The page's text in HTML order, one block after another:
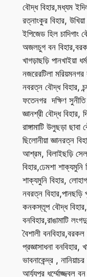
বৌদ্ধ বিহার,মধ্যম
রত্নাংকুর বিহার,
ইপিজেড হিল চাদিগাং
অজলচুগ বন
খাগড়াছড়ি পানখাইয়া
নজরেরটিলা মরিয়মনগর
নবরত্ন বৌদ্ধ বিহার,
ফতেনগর দক্ষিণ
জ্ঞানশ্রী বৌদ্ধ বিহার,
রাঙ্গামাটি উলুছড়া
ছিলোনীয়া জ্ঞানরত্ন
আশ্রম, বিলাইছড়ি
বিহার,ঢেমশা শাক্যমুনি
শাক্যমুনি বিহার,
নবরত্ন বিহার,পানছড়ি
কনকস্তূপ বৌদ্ধ
বনবিহার,রাঙামাটি
বৈশালী
প্রজ্ঞাসাধনা বনবিহার,
ভাবনাকেন্দ্র ,
আর্য্যপুর ধর্ম্মোজ্জ্বল